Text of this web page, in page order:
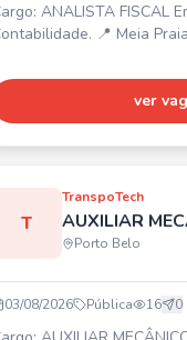
ANALISTA FISCAL Empresa:
📍 Meia
Requisitos: Superior
Contábeis,
de
do departamento
importações, conferência
document
ver
T
TranspoTech
AUXILIAR
Porto Belo
03/08/2026 Pública 16 0